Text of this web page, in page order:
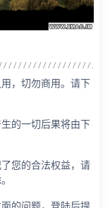
，切勿商用。请下
的一切后果将由下
您的合法权益，请